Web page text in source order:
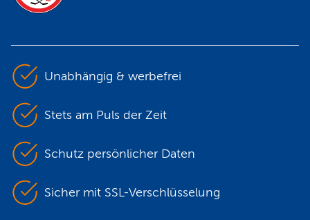
Unabhängig & werbefrei
Stets am Puls der Zeit
Schutz persönlicher Daten
Sicher mit SSL-Verschlüsselung